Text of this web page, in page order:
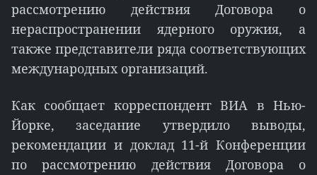
рассмотрению действия Договора о
нераспространении ядерного оружия, а
также представители ряда соответствующих
международных организаций.
Как сообщает корреспондент ВИА в Нью-
Йорке, заседание утвердило выводы,
рекомендации и доклад 11-й Конференции
по рассмотрению действия Договора о